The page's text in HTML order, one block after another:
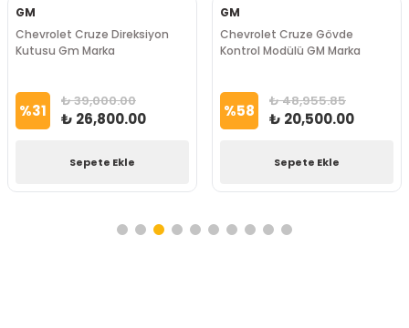
GM
Chevrolet Cruze Direksiyon
Kutusu Gm Marka
%31 ₺ 39,000.00
₺ 26,800.00
Sepete Ekle
GM
Chevrolet Cruze Gövde
Kontrol Modülü GM Marka
%58 ₺ 48,955.85
₺ 20,500.00
Sepete Ekle